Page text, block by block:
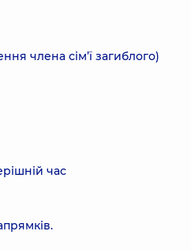
члена сім’ї загиблого)
час